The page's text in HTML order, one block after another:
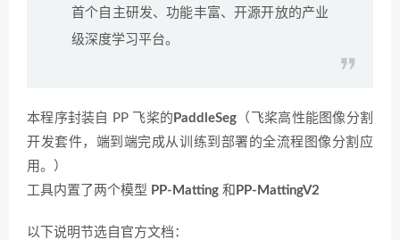
首个自主研发、功能丰富、开源开放的产业
级深度学习平台。
本程序封装自 PP 飞桨的 PaddleSeg （飞桨高性能图像分割
开发套件，端到端完成从训练到部署的全流程图像分割应
用。）
工具内置了两个模型 PP-Matting 和 PP-MattingV2
以下说明节选自官方文档：